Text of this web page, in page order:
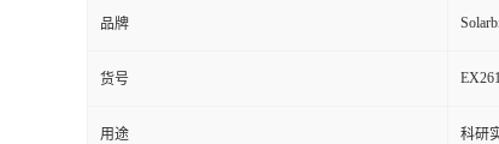
品牌
货号
用途 科研